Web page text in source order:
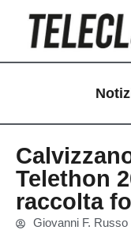
contenuto
Telethon
raccolta
Giovanni F. Russo